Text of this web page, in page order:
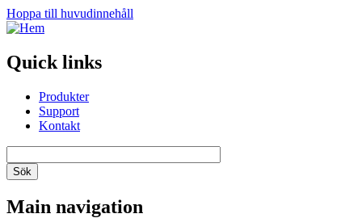
Hoppa till huvudinnehåll
Quick links
Produkter
Support
Kontakt
Main navigation